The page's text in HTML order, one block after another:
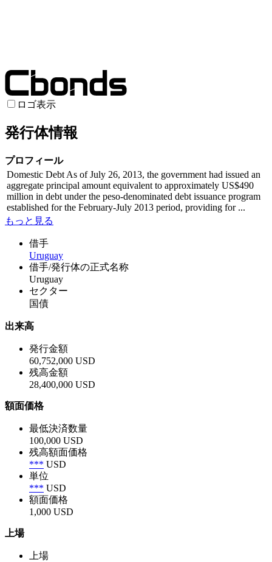
ロゴ表示
発行体情報
プロフィール
Domestic Debt As of July 26, 2013, the government had issued an
aggregate principal amount equivalent to approximately US$490
million in debt under the peso-denominated debt issuance program
established for the February-July 2013 period, providing for ...
もっと見る
借手
Uruguay
借手/発行体の正式名称
Uruguay
セクター
国債
出来高
発行金額
60,752,000 USD
残高金額
28,400,000 USD
額面価格
最低決済数量
100,000 USD
残高額面価格
*** USD
単位
*** USD
額面価格
1,000 USD
上場
上場